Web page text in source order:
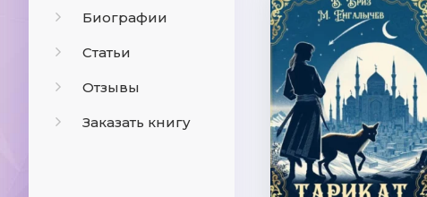
Биографии
Статьи
Отзывы
Заказать книгу